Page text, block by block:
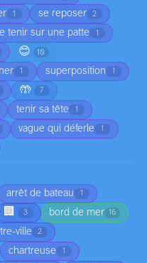
1 se reposer 2
tenir sur une patte 1
😊 10
1 superposition 1
🤲 7
tenir sa tête 1
vague qui déferle 1
arrêt de bateau 1
🏢 3 bord de mer 16
ville 2
chartreuse 1